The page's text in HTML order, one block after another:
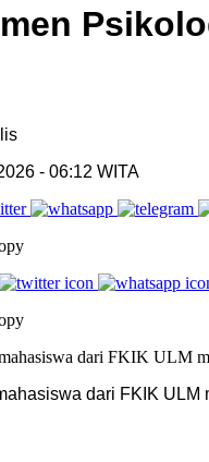
- 06:12 WITA
dari FKIK